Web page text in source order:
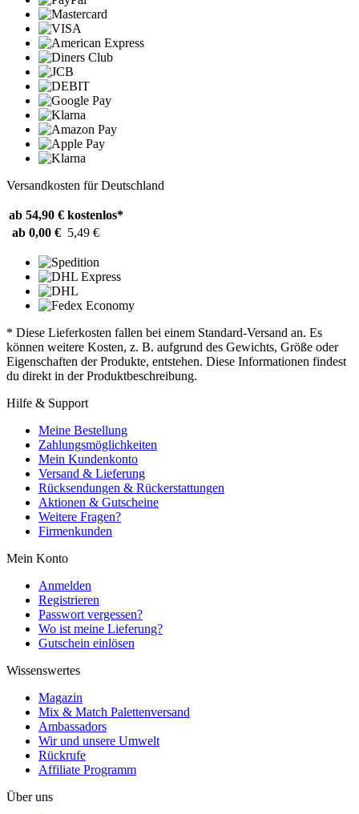
Versandkosten für Deutschland
ab 54,90 € kostenlos*
ab 0,00 € 5,49 €
* Diese Lieferkosten fallen bei einem Standard-Versand an. Es
können weitere Kosten, z. B. aufgrund des Gewichts, Größe oder
Eigenschaften der Produkte, entstehen. Diese Informationen findest
du direkt in der Produktbeschreibung.
Hilfe & Support
Meine Bestellung
Zahlungsmöglichkeiten
Mein Kundenkonto
Versand & Lieferung
Rücksendungen & Rückerstattungen
Aktionen & Gutscheine
Weitere Fragen?
Firmenkunden
Mein Konto
Anmelden
Registrieren
Passwort vergessen?
Wo ist meine Lieferung?
Gutschein einlösen
Wissenswertes
Magazin
Mix & Match Palettenversand
Ambassadors
Wir und unsere Umwelt
Rückrufe
Affiliate Programm
Über uns